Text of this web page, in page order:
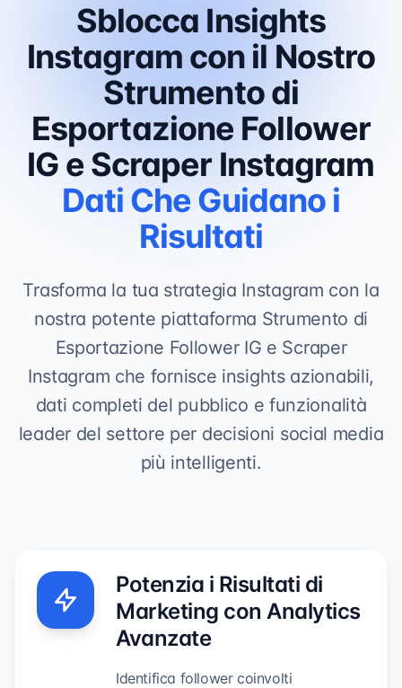
Sblocca Insights
Instagram con il Nostro
Strumento di
Esportazione Follower
IG e Scraper Instagram
Dati Che Guidano i
Risultati
Trasforma la tua strategia Instagram con la
nostra potente piattaforma Strumento di
Esportazione Follower IG e Scraper
Instagram che fornisce insights azionabili,
dati completi del pubblico e funzionalità
leader del settore per decisioni social media
più intelligenti.
Potenzia i Risultati di
Marketing con Analytics
Avanzate
Identifica follower coinvolti